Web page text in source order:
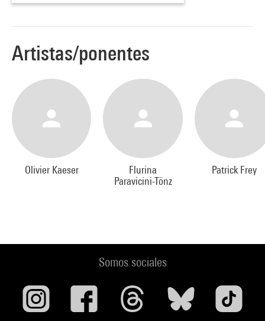
Artistas/ponentes
Olivier Kaeser
Flurina
Paravicini-Tönz
Patrick Frey
Somos sociales